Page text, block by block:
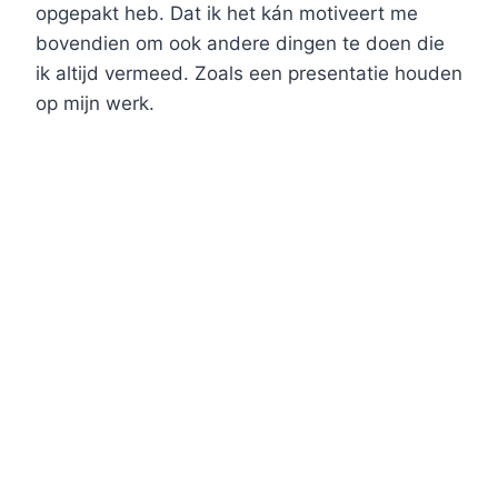
opgepakt heb. Dat ik het kán motiveert me
bovendien om ook andere dingen te doen die
ik altijd vermeed. Zoals een presentatie houden
op mijn werk.